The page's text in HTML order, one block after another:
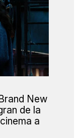
New
de la
a